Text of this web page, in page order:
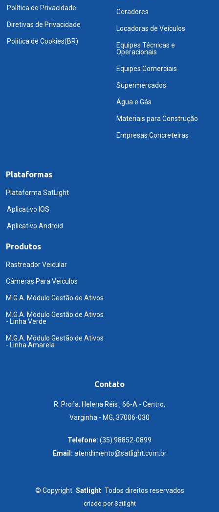
Política de Privacidade
Diretivas de Privacidade
Política de Cookies(BR)
Geradores
Locadoras de Veículos
Equipes Técnicas e
Operacionais
Equipes Comerciais
Supermercados
Água e Gás
Materiais para Construção
Empresas Concreteiras
Plataformas
Plataforma SatLight
Aplicativo IOS
Aplicativo Android
Produtos
Rastreador Veicular
Câmeras Para Veiculos
M.G.A. Módulo Gestão de Ativos
M.G.A. Módulo Gestão de Ativos
- Linha Verde
M.G.A. Módulo Gestão de Ativos
- Linha Amarela
Contato
R. Profa. Helena Réis , 66-A - Centro,
Varginha - MG, 37006-030
Telefone: (35) 98852-0899
Email: atendimento@satlight.com.br
© Copyright Satlight Todos direitos reservados
criado porSatlight